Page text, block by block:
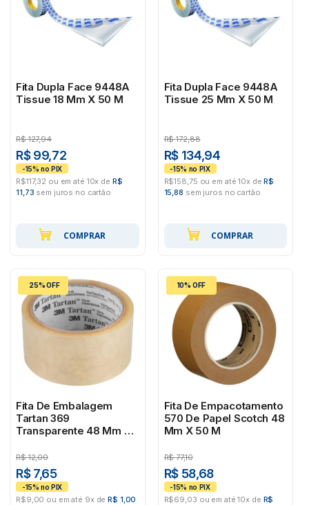
Fita Dupla Face 9448A
Tissue 18 Mm X 50 M
R$ 127,94
R$ 99,72
R$117,32 ou em até 10x de R$
11,73 sem juros no cartão
COMPRAR
Fita Dupla Face 9448A
Tissue 25 Mm X 50 M
R$ 172,88
R$ 134,94
R$158,75 ou em até 10x deR$
15,88 sem juros no cartão
COMPRAR
25% OFF
Fita De Embalagem
Tartan 369
Transparente 48 Mm X
R$ 12,00
R$ 7,65
R$9,00 ou em até 9x deR$ 1,00
10% OFF
Fita De Empacotamento
570 De Papel Scotch 48
Mm X 50 M
R$ 77,10
R$ 58,68
R$69,03 ou em até 10x de R$